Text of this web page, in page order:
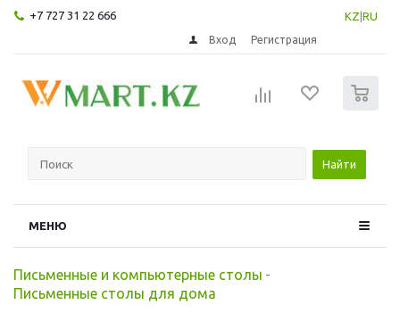
+7 727 31 22 666 KZ RU
Вход Регистрация
Найти
МЕНЮ
Письменные и компьютерные столы -
Письменные столы для дома